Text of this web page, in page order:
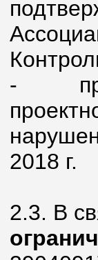
-
2018 г.
2.3. В